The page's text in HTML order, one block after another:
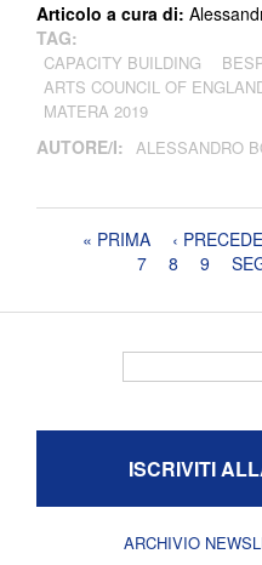
Articolo a cura di:
TAG:
CAPACITY BUILDING
ARTS COUNCIL OF
MATERA 2019
AUTORE/I: ALESSANDRO
Pagine« PRIMA ‹
7
8 9
ISCRIVITI
ARCHIVIO